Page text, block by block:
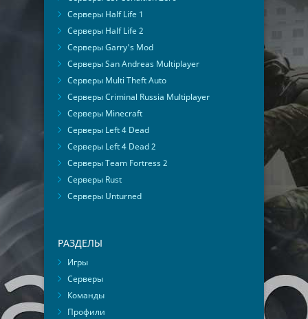
Серверы Half Life 1
Серверы Half Life 2
Серверы Garry's Mod
Серверы San Andreas Multiplayer
Серверы Multi Theft Auto
Серверы Criminal Russia Multiplayer
Серверы Minecraft
Серверы Left 4 Dead
Серверы Left 4 Dead 2
Серверы Team Fortress 2
Серверы Rust
Серверы Unturned
РАЗДЕЛЫ
Игры
Серверы
Команды
Профили